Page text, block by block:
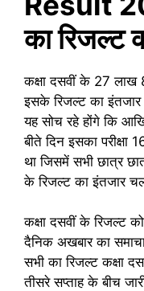
का रिजल्ट
कक्षा दसवीं के 27 लाख
इसके रिजल्ट का इंतजार
यह सोच रहे होंगे कि
बीते दिन इसका
था जिसमें सभी छात्र
के रिजल्ट का इंतजार
कक्षा दसवीं के रिजल्ट को
दैनिक अखबार का
सभी का रिजल्ट कक्षा
तीसरे सप्ताह के बीच